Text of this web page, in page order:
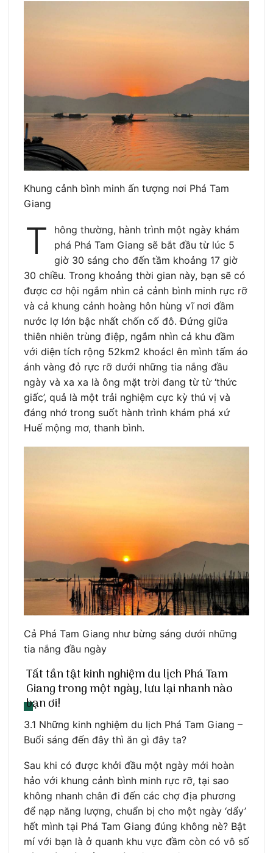
Khung cảnh bình minh ấn tượng nơi Phá Tam
Giang
T
hông thường, hành trình một ngày khám
phá Phá Tam Giang sẽ bắt đầu từ lúc 5
giờ 30 sáng cho đến tầm khoảng 17 giờ
30 chiều. Trong khoảng thời gian này, bạn sẽ có
được cơ hội ngắm nhìn cả cảnh bình minh rực rỡ
và cả khung cảnh hoàng hôn hùng vĩ nơi đầm
nước lợ lớn bậc nhất chốn cố đô. Đứng giữa
thiên nhiên trùng điệp, ngắm nhìn cả khu đầm
với diện tích rộng 52km2 khoácl ên mình tấm áo
ánh vàng đỏ rực rỡ dưới những tia nắng đầu
ngày và xa xa là ông mặt trời đang từ từ ‘thức
giấc’, quả là một trải nghiệm cực kỳ thú vị và
đáng nhớ trong suốt hành trình khám phá xứ
Huế mộng mơ, thanh bình.
Cả Phá Tam Giang như bừng sáng dưới những
tia nắng đầu ngày
Tất tần tật kinh nghiệm du lịch Phá Tam
Giang trong một ngày, lưu lại nhanh nào
bạn ơi!
3.1 Những kinh nghiệm du lịch Phá Tam Giang –
Buổi sáng đến đây thì ăn gì đây ta?
Sau khi có được khởi đầu một ngày mới hoàn
hảo với khung cảnh bình minh rực rỡ, tại sao
không nhanh chân đi đến các chợ địa phương
để nạp năng lượng, chuẩn bị cho một ngày ‘dẩy’
hết mình tại Phá Tam Giang đúng không nè? Bật
mí với bạn là ở quanh khu vực đầm còn có vô số